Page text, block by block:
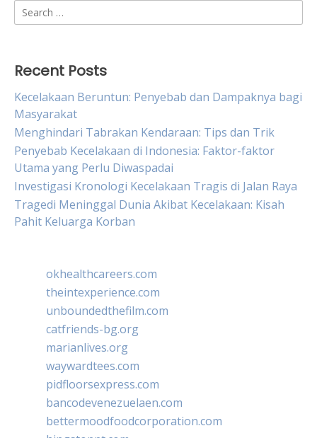
Search
for:
Recent Posts
Kecelakaan Beruntun: Penyebab dan Dampaknya bagi
Masyarakat
Menghindari Tabrakan Kendaraan: Tips dan Trik
Penyebab Kecelakaan di Indonesia: Faktor-faktor
Utama yang Perlu Diwaspadai
Investigasi Kronologi Kecelakaan Tragis di Jalan Raya
Tragedi Meninggal Dunia Akibat Kecelakaan: Kisah
Pahit Keluarga Korban
okhealthcareers.com
theintexperience.com
unboundedthefilm.com
catfriends-bg.org
marianlives.org
waywardtees.com
pidfloorsexpress.com
bancodevenezuelaen.com
bettermoodfoodcorporation.com